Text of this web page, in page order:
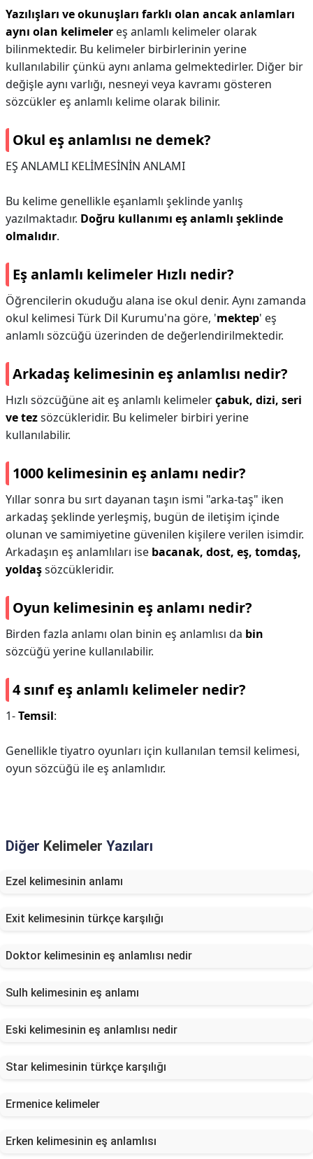
Yazılışları ve okunuşları farklı olan ancak anlamları
aynı olan kelimeler eş anlamlı kelimeler olarak
bilinmektedir. Bu kelimeler birbirlerinin yerine
kullanılabilir çünkü aynı anlama gelmektedirler. Diğer bir
değişle aynı varlığı, nesneyi veya kavramı gösteren
sözcükler eş anlamlı kelime olarak bilinir.
Okul eş anlamlısı ne demek?
EŞ ANLAMLI KELİMESİNİN ANLAMI
Bu kelime genellikle eşanlamlı şeklinde yanlış
yazılmaktadır. Doğru kullanımı eş anlamlı şeklinde
olmalıdır.
Eş anlamlı kelimeler Hızlı nedir?
Öğrencilerin okuduğu alana ise okul denir. Aynı zamanda
okul kelimesi Türk Dil Kurumu'na göre, 'mektep' eş
anlamlı sözcüğü üzerinden de değerlendirilmektedir.
Arkadaş kelimesinin eş anlamlısı nedir?
Hızlı sözcüğüne ait eş anlamlı kelimelerçabuk, dizi, seri
ve tezsözcükleridir. Bu kelimeler birbiri yerine
kullanılabilir.
1000 kelimesinin eş anlamı nedir?
Yıllar sonra bu sırt dayanan taşın ismi "arka-taş" iken
arkadaş şeklinde yerleşmiş, bugün de iletişim içinde
olunan ve samimiyetine güvenilen kişilere verilen isimdir.
Arkadaşın eş anlamlıları ise bacanak, dost, eş, tomdaş,
yoldaşsözcükleridir.
Oyun kelimesinin eş anlamı nedir?
Birden fazla anlamı olan binin eş anlamlısı da bin
sözcüğü yerine kullanılabilir.
4 sınıf eş anlamlı kelimeler nedir?
1-Temsil:
Genellikle tiyatro oyunları için kullanılan temsil kelimesi,
oyun sözcüğü ile eş anlamlıdır.
Diğer Kelimeler Yazıları
Ezel kelimesinin anlamı
Exit kelimesinin türkçe karşılığı
Doktor kelimesinin eş anlamlısı nedir
Sulh kelimesinin eş anlamı
Eski kelimesinin eş anlamlısı nedir
Star kelimesinin türkçe karşılığı
Ermenice kelimeler
Erken kelimesinin eş anlamlısı